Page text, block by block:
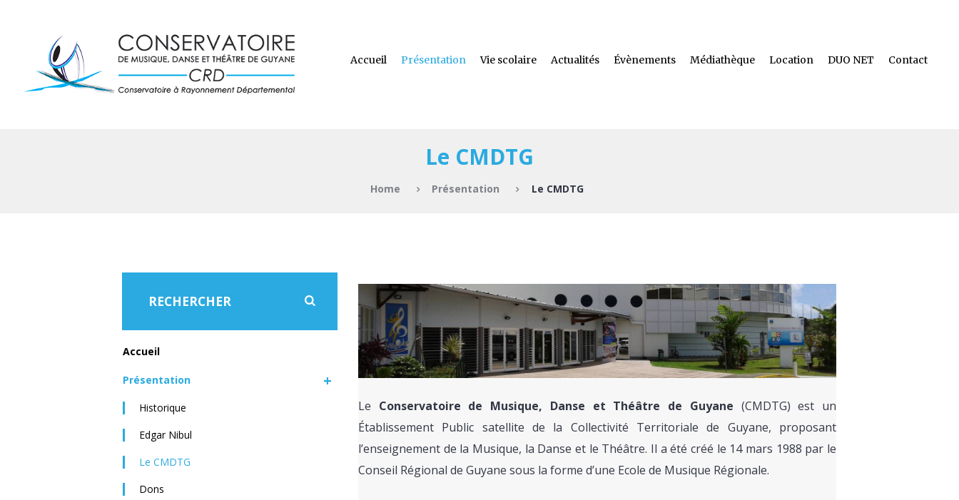
Accueil Présentation Vie scolaire Actualités Évènements Médiathèque Location DUO NET Contact
Le CMDTG
Home Présentation Le CMDTG
Le Conservatoire de Musique, Danse et Théâtre de Guyane (CMDTG) est un
Établissement Public satellite de la Collectivité Territoriale de Guyane, proposant
l’enseignement de la Musique, la Danse et le Théâtre. Il a été créé le 14 mars 1988 par le
Conseil Régional de Guyane sous la forme d’une Ecole de Musique Régionale.
Accueil
+
Présentation
Historique
Edgar Nibul
Le CMDTG
Dons